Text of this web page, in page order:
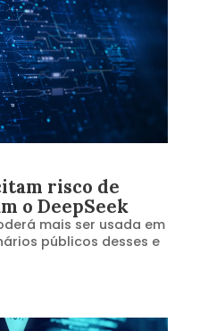
risco de
o DeepSeek
mais ser usada em
públicos desses e